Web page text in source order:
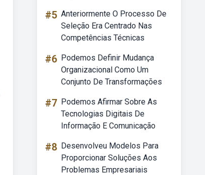
#5 Anteriormente O Processo De
Seleção Era Centrado Nas
Competências Técnicas
#6 Podemos Definir Mudança
Organizacional Como Um
Conjunto De Transformações
#7 Podemos Afirmar Sobre As
Tecnologias Digitais De
Informação E Comunicação
#8 Desenvolveu Modelos Para
Proporcionar Soluções Aos
Problemas Empresariais